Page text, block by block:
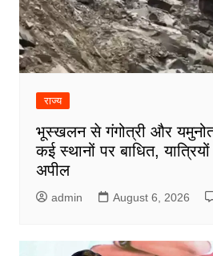
राज्य
भूस्खलन से गंगोत्री और
कई स्थानों पर बाधित,
अपील
admin August 6, 2026